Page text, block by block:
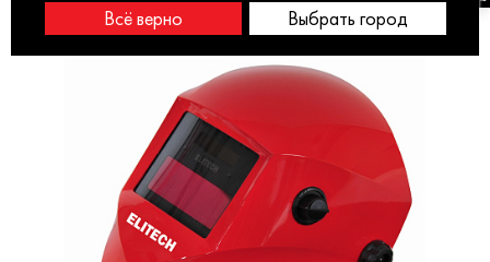
Всё верно Выбрать город